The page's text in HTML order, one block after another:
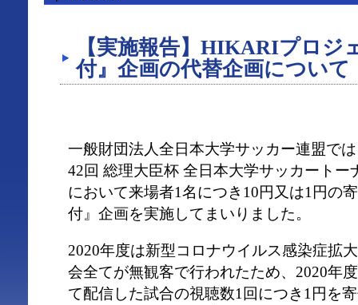
【実施報告】HIKARIプロジ
付』企画の代替企画について
一般財団法人全日本大学サッカー連盟で
42回 総理大臣杯 全日本大学サッカートー
において来場者1名につき10円又は1円の
付』企画を実施してまいりました。
2020年度は新型コロナウイルス感染症拡
会全てが無観客で行われたため、2020年
て配信した試合の視聴数1回につき1円を